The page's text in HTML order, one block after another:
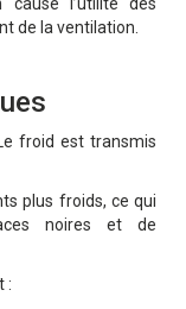
de la ventilation.
froid est transmis
plus froids, ce qui
noires et de
: